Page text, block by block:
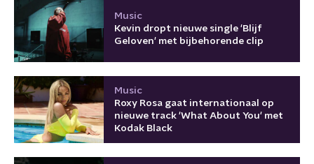
Music
Kevin dropt nieuwe single 'Blijf
Geloven' met bijbehorende clip
Music
Roxy Rosa gaat internationaal op
nieuwe track 'What About You' met
Kodak Black